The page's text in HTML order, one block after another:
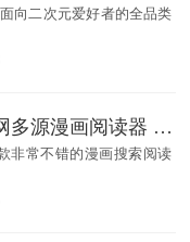
Cimoc v1.7.276 全网多源漫画阅读器 聚合多平台免费看漫画神器